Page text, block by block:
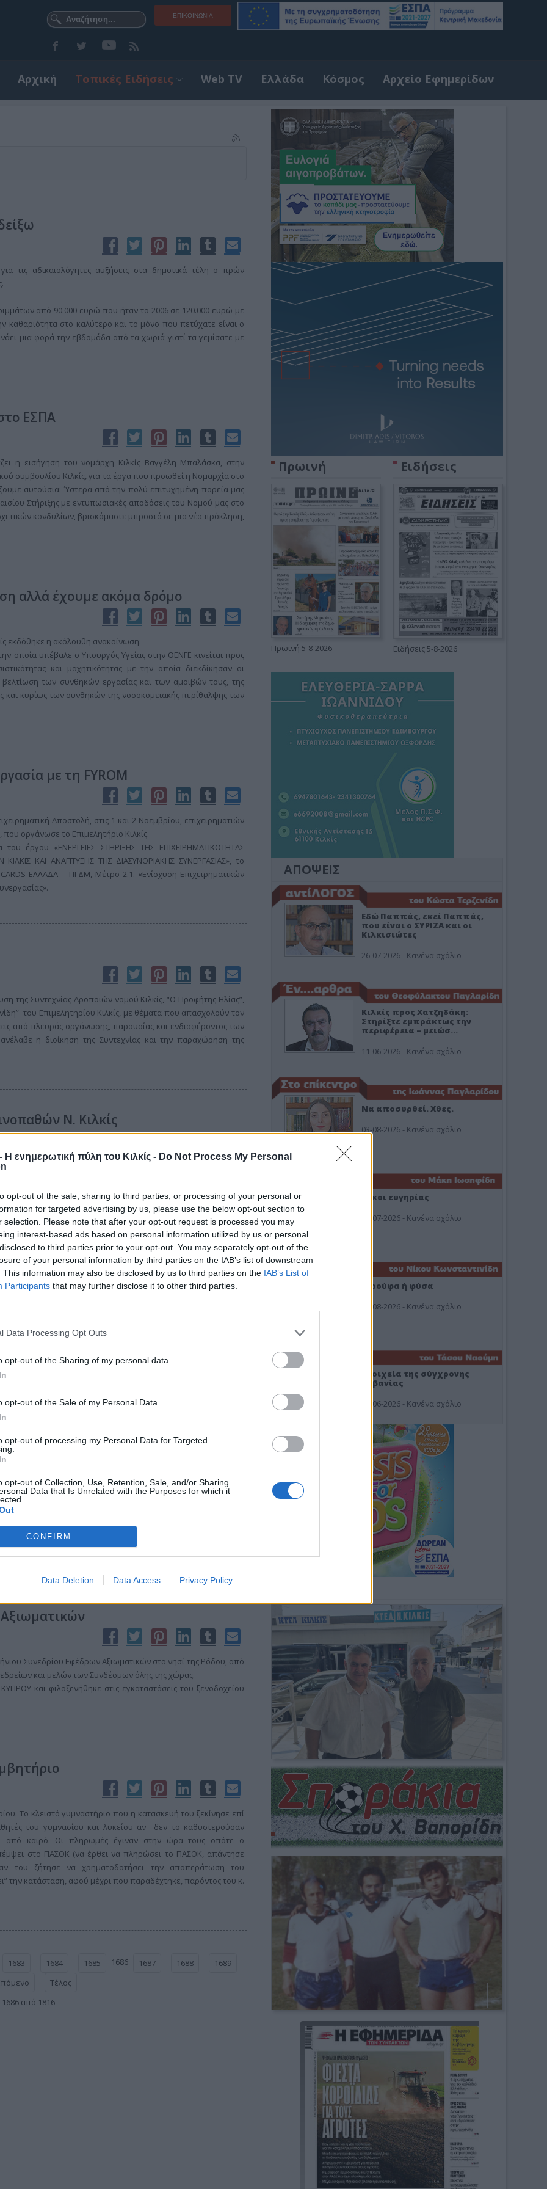
Η ενημερωτική πύλη του Κιλκίς - Do Not Process My Personal
opt-out of the sale, sharing to third parties, or processing of your personal or
for targeted advertising by us, please use the below opt-out section to
selection. Please note that after your opt-out request is processed you may
interest-based ads based on personal information utilized by us or personal
to third parties prior to your opt-out. You may separately opt-out of the
of your personal information by third parties on the IAB’s list of downstream
This information may also be disclosed by us to third parties on the IAB’s List of
Participants that may further disclose it to other third parties.
Data Processing Opt Outs
opt-out of the Sharing of my personal data.
opt-out of the Sale of my Personal Data.
opt-out of processing my Personal Data for Targeted
opt-out of Collection, Use, Retention, Sale, and/or Sharing
Data that Is Unrelated with the Purposes for which it
CONFIRM
Data Deletion Data Access Privacy Policy
ΕΠΙΚΟΙΝΩΝΊΑ
Αρχική Τοπικές Ειδήσεις Web TV Ελλάδα Κόσμος Αρχείο Εφημερίδων
τις αδικαιολόγητες αυξήσεις στα δημοτικά τέλη ο πρών
από 90.000 ευρώ που ήταν το 2006 σε 120.000 ευρώ με
καθαριότητα στο καλύτερο και το μόνο που πετύχατε είναι ο
μια φορά την εβδομάδα από τα χωριά γιατί τα γεμίσατε με
ΕΣΠΑ
η εισήγηση του νομάρχη Κιλκίς Βαγγέλη Μπαλάσκα, στην
συμβουλίου Κιλκίς, για τα έργα που προωθεί η Νομαρχία στο
αυτούσια: Ύστερα από την πολύ επιτυχημένη πορεία μας
Στήριξης με εντυπωσιακές αποδόσεις του Νομού μας στο
κονδυλίων, βρισκόμαστε μπροστά σε μια νέα πρόκληση,
αλλά έχουμε ακόμα δρόμο
εκδόθηκε η ακόλουθη ανακοίνωση:
οποία υπέβαλε ο Υπουργός Υγείας στην ΟΕΝΓΕ κινείται προς
και μαχητικότητας με την οποία διεκδίκησαν οι
βελτίωση των συνθηκών εργασίας και των αμοιβών τους, της
και κυρίως των συνθηκών της νοσοκομειακής περίθαλψης των
με τη FYROM
Αποστολή, στις 1 και 2 Νοεμβρίου, επιχειρηματιών
που οργάνωσε το Επιμελητήριο Κιλκίς.
έργου «ΕΝΕΡΓΕΙΕΣ ΣΤΗΡΙΞΗΣ ΤΗΣ ΕΠΙΧΕΙΡΗΜΑΤΙΚΟΤΗΤΑΣ
ΚΙΛΚΙΣ ΚΑΙ ΑΝΑΠΤΥΞΗΣ ΤΗΣ ΔΙΑΣΥΝΟΡΙΑΚΗΣ ΣΥΝΕΡΓΑΣΙΑΣ», το
ΕΛΛΑΔΑ – ΠΓΔΜ, Μέτρο 2.1. «Ενίσχυση Επιχειρηματικών
της Συντεχνίας Αροποιών νομού Κιλκίς, “Ο Προφήτης Ηλίας”,
του Επιμελητηρίου Κιλκίς, με θέματα που απασχολούν τον
από πλευράς οργάνωσης, παρουσίας και ενδιαφέροντος των
η διοίκηση της Συντεχνίας και την παραχώρηση της
Ν. Κιλκίς
κατά την οποία η πρόεδρος αναφέρθηκε στο έργο,
συλλόγου, καθώς επίσης και σε αυτούς που συντέλεσαν ώστε
χορηγούς που βοήθησαν ώστε να συνεχίσει με επιτυχία ο
υπαλλήλους
πρόσκειται στην ΠΑΣΚΕ, με τη συνεργασία και ανεξάρτητων
ΟΤΑ Ν. Κιλκίς, για την ανάδειξη νέου Διοικητικού
στις 10-11-2008.
συνεδρίαση του νομαρχιακού συμβουλίου, μετά την
Μπαλάσκα, να συζητηθούν οι προτεραιότητες του νομού για
(ΕΣΠΑ) 2007-2013, με την παρουσία των βουλευτών, των
του νομού.
πορεία της Νομαρχίας στο Γ’ ΚΠΣ, στο επίπεδο της
Περιφέρειας Κ. Μακεδονίας, ευχαριστώντας γι’ αυτήν
Προγραμματισμού, με επικεφαλής τον Κ. Μεταλλίδη, τη
Αναπτυξιακή Κιλκίς Α.Ε.
Συνεδρίου Εφέδρων Αξιωματικών στο νησί της Ρόδου, από
και μελών των Συνδέσμων όλης της χώρας.
και φιλοξενήθηκε στις εγκαταστάσεις του ξενοδοχείου
Το κλειστό γυμναστήριο που η κατασκευή του ξεκίνησε επί
του γυμνασίου και λυκείου αν δεν το καθυστερούσαν
από καιρό. Οι πληρωμές έγιναν στην ώρα τους οπότε ο
στο ΠΑΣΟΚ (να έρθει να πληρώσει το ΠΑΣΟΚ, απάντησε
του ζήτησε να χρηματοδοτήσει την αποπεράτωση του
την κατάσταση, αφού μέχρι που παραδέχτηκε, παρόντος του κ.
1683 1684 1685 1686 1687 1688
1689
Τέλος
1686 από 1816
Πρωινή
Πρωινή 5-8-2026
Ειδήσεις
Ειδήσεις 5-8-2026
ΑΠΟΨΕΙΣ
Εδώ Παππάς, εκεί Παππάς,
που είναι ο ΣΥΡΙΖΑ και οι
Κιλκισιώτες
26-07-2026 - Κανένα σχόλιο
Κιλκίς προς Χατζηδάκη:
Στηρίξτε εμπράκτως την
περιφέρεια – μειώσ…
11-06-2026 - Κανένα σχόλιο
Να αποσυρθεί. Χθες.
03-08-2026 - Κανένα σχόλιο
Οίκοι ευγηρίας
24-07-2026 - Κανένα σχόλιο
Ή ρούφα ή φύσα
03-08-2026 - Κανένα σχόλιο
Στοιχεία της σύγχρονης
Αλβανίας
19-06-2026 - Κανένα σχόλιο